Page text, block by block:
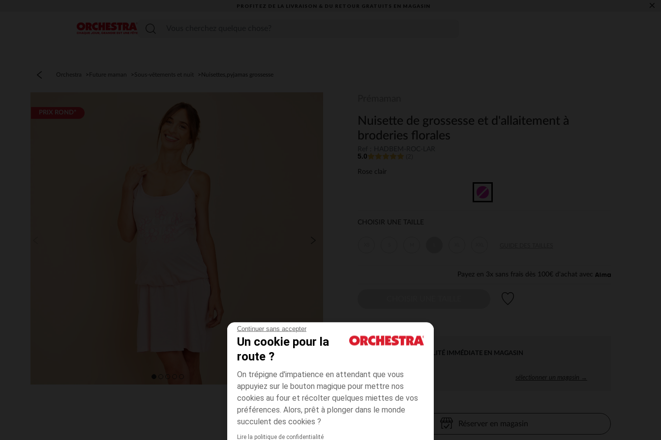
Continuer sans accepter
Un cookie pour la
route ?
On trépigne d'impatience en attendant que vous
appuyiez sur le bouton magique pour mettre nos
cookies au four et récolter quelques miettes de vos
préférences. Alors, prêt à plonger dans le monde
succulent des cookies ?
Lire la politique de confidentialité
PROFITEZ DE LA LIVRAISON & DU RETOUR GRATUITS EN MAGASIN​ ×
Menu
Orchestra Future maman Sous-vêtements et nuit Nuisettes,pyjamas grossesse
PRIX ROND*
Nuisette de grossesse et d'allaitement à
broderies florales
5.0
Rose clair
CHOISIR UNE TAILLE
Payez en 3x sans frais dès 100€ d'achat avec
DISPONIBILITÉ IMMÉDIATE EN MAGASIN
sélectionner un magasin →
Réserver en magasin